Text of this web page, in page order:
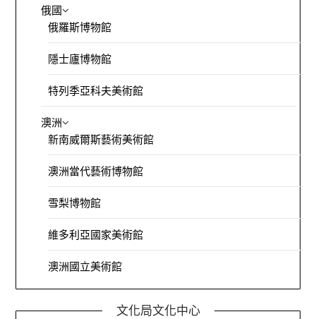
俄國
俄羅斯博物館
隱士廬博物館
特列季亞科夫美術館
澳洲
新南威爾斯藝術美術館
澳洲當代藝術博物館
雪梨博物館
維多利亞國家美術館
澳洲國立美術館
文化局文化中心